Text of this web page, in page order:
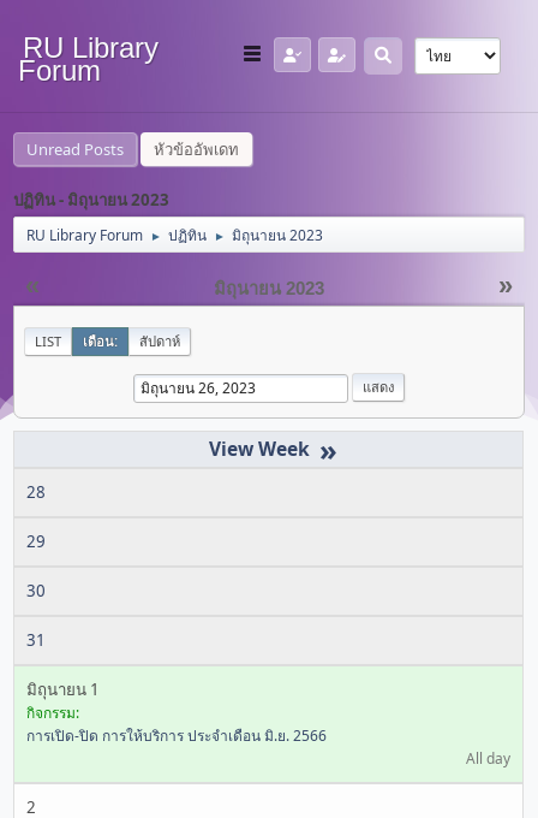
RU Library
Forum
Unread Posts หัวข้ออัพเดท
ปฏิทิน - มิถุนายน 2023
RU Library Forum ► ปฏิทิน ► มิถุนายน 2023
« »
มิถุนายน 2023
LIST เดือน: สัปดาห์
»
28
29
30
31
มิถุนายน 1
กิจกรรม:
การเปิด-ปิด การให้บริการ ประจำเดือน มิ.ย. 2566
All day
2